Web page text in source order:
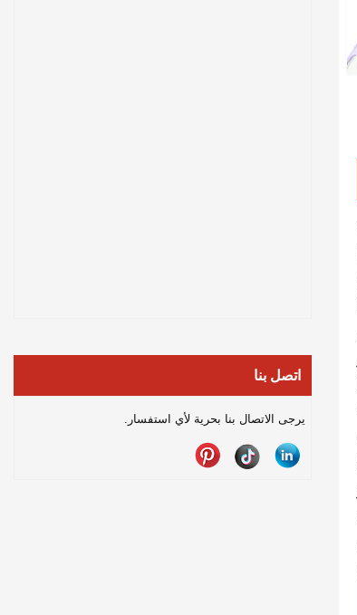
اتصل بنا
يرجى الاتصال بنا بحرية لأي استفسار.